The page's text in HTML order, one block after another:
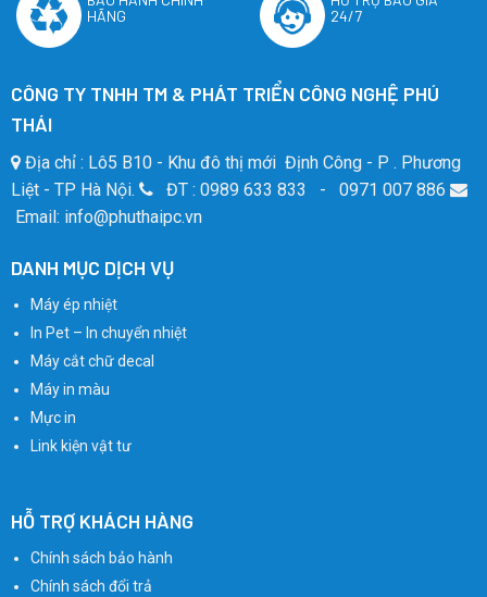
HÃNG
24/7
CÔNG TY TNHH TM & PHÁT TRIỂN CÔNG NGHỆ PHÚ
THÁI
Địa chỉ : Lô5 B10 - Khu đô thị mới Định Công - P . Phương
Liệt - TP Hà Nội.
ĐT : 0989 633 833 - 0971 007 886
Email: info@phuthaipc.vn
DANH MỤC DỊCH VỤ
Máy ép nhiệt
In Pet – In chuyển nhiệt
Máy cắt chữ decal
Máy in màu
Mực in
Link kiện vật tư
HỖ TRỢ KHÁCH HÀNG
Chính sách bảo hành
Chính sách đổi trả